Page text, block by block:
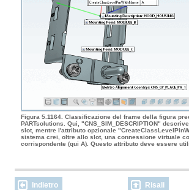
Figura 5.1164. Classificazione del frame della figura
PARTsolutions. Qui, "CNS_SIM_DESCRIPTION"
slot, mentre l'attributo opzionale
sistema crei, oltre allo slot, una connessione virtuale
corrispondente (qui A). Questo attributo deve essere
Indietro Risali